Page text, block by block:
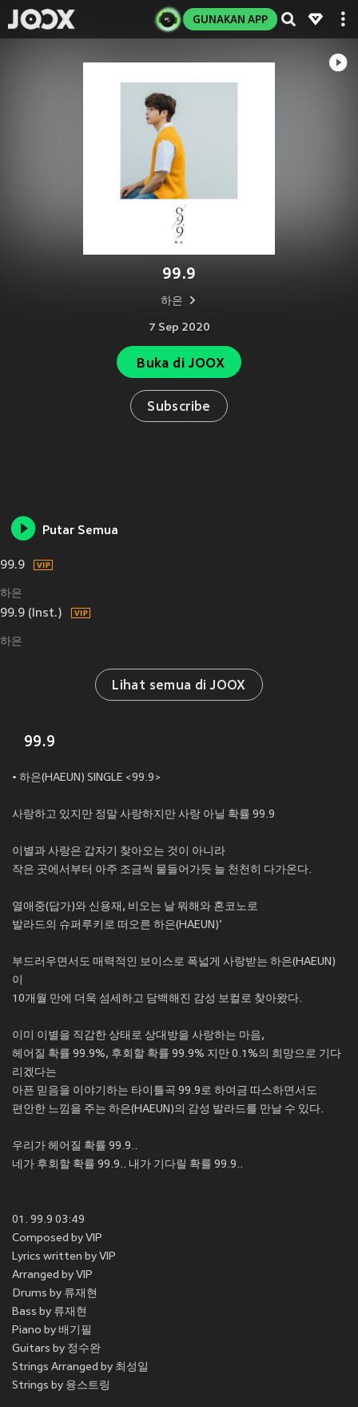
GUNAKAN APP
99.9
하은
7 Sep 2020
Buka di JOOX
Subscribe
Putar Semua
99.9
하은
99.9 (Inst.)
하은
Lihat semua di JOOX
99.9
• 하은(HAEUN) SINGLE <99.9>
사랑하고 있지만 정말 사랑하지만 사랑 아닐 확률 99.9
이별과 사랑은 갑자기 찾아오는 것이 아니라
작은 곳에서부터 아주 조금씩 물들어가듯 늘 천천히 다가온다.
열애중(답가)와 신용재, 비오는 날 뭐해와 혼코노로
발라드의 슈퍼루키로 떠오른 하은(HAEUN)’
부드러우면서도 매력적인 보이스로 폭넓게 사랑받는 하은(HAEUN)
이
10개월 만에 더욱 섬세하고 담백해진 감성 보컬로 찾아왔다.
이미 이별을 직감한 상태로 상대방을 사랑하는 마음,
헤어질 확률 99.9%, 후회할 확률 99.9% 지만 0.1%의 희망으로 기다
리겠다는
아픈 믿음을 이야기하는 타이틀곡 99.9로 하여금 따스하면서도
편안한 느낌을 주는 하은(HAEUN)의 감성 발라드를 만날 수 있다.
우리가 헤어질 확률 99.9..
네가 후회할 확률 99.9.. 내가 기다릴 확률 99.9..
01. 99.9 03:49
Composed by VIP
Lyrics written by VIP
Arranged by VIP
Drums by 류재현
Bass by 류재현
Piano by 배기필
Guitars by 정수완
Strings Arranged by 최성일
Strings by 융스트링